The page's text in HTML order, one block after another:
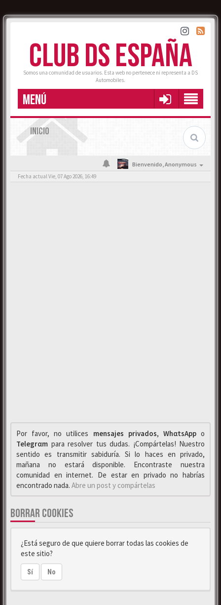
CLUB DS ESPAÑA
Somos una comunidad de usuarios. Esta web no pertenece ni representa a DS
Automobiles.
MENÚ
INICIO
Bienvenido,Anonymous
Fecha actual Vie, 07 Ago 2026, 16:49
Por favor, no utilices mensajes privados, WhαtsAppo
Telegrαm para resolver tus dudas. ¡Compártelas! Nuestro
sentido es transmitir sabiduría. Si lo haces en privado,
mañana no estará disponible. Encontraste nuestra
comunidad en internet. De estar en privado no habrías
encontrado nada. Abre un post y compártelas
BORRAR COOKIES
¿Está seguro de que quiere borrar todas las cookies de
este sitio?
Sí No